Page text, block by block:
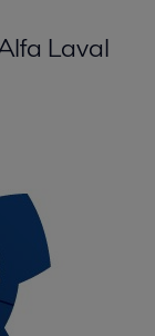
Laval